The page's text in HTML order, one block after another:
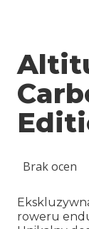
Brak ocen
roweru